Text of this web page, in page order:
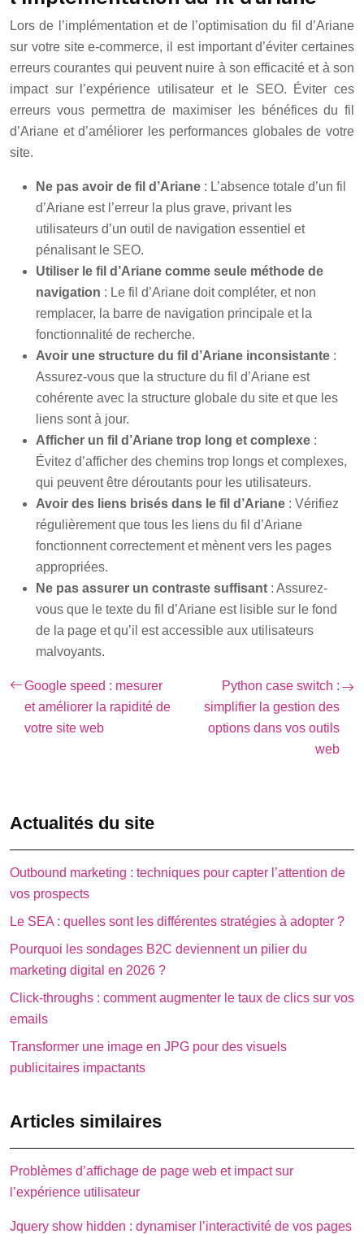
Lors de l’implémentation et de l’optimisation du fil d’Ariane
sur votre site e-commerce, il est important d’éviter certaines
erreurs courantes qui peuvent nuire à son efficacité et à son
impact sur l’expérience utilisateur et le SEO. Éviter ces
erreurs vous permettra de maximiser les bénéfices du fil
d’Ariane et d’améliorer les performances globales de votre
site.
Ne pas avoir de fil d’Ariane : L’absence totale d’un fil
d’Ariane est l’erreur la plus grave, privant les
utilisateurs d’un outil de navigation essentiel et
pénalisant le SEO.
Utiliser le fil d’Ariane comme seule méthode de
navigation : Le fil d’Ariane doit compléter, et non
remplacer, la barre de navigation principale et la
fonctionnalité de recherche.
Avoir une structure du fil d’Ariane inconsistante :
Assurez-vous que la structure du fil d’Ariane est
cohérente avec la structure globale du site et que les
liens sont à jour.
Afficher un fil d’Ariane trop long et complexe :
Évitez d’afficher des chemins trop longs et complexes,
qui peuvent être déroutants pour les utilisateurs.
Avoir des liens brisés dans le fil d’Ariane : Vérifiez
régulièrement que tous les liens du fil d’Ariane
fonctionnent correctement et mènent vers les pages
appropriées.
Ne pas assurer un contraste suffisant : Assurez-
vous que le texte du fil d’Ariane est lisible sur le fond
de la page et qu’il est accessible aux utilisateurs
malvoyants.
Google speed : mesurer
et améliorer la rapidité de
votre site web
Python case switch :
simplifier la gestion des
options dans vos outils
web
Actualités du site
Outbound marketing : techniques pour capter l’attention de
vos prospects
Le SEA : quelles sont les différentes stratégies à adopter ?
Pourquoi les sondages B2C deviennent un pilier du
marketing digital en 2026 ?
Click-throughs : comment augmenter le taux de clics sur vos
emails
Transformer une image en JPG pour des visuels
publicitaires impactants
Articles similaires
Problèmes d’affichage de page web et impact sur
l’expérience utilisateur
Jquery show hidden : dynamiser l’interactivité de vos pages